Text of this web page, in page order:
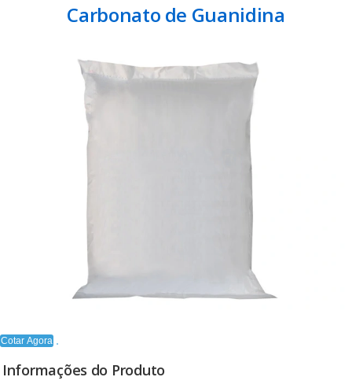
Carbonato de Guanidina
Cotar Agora
Informações do Produto